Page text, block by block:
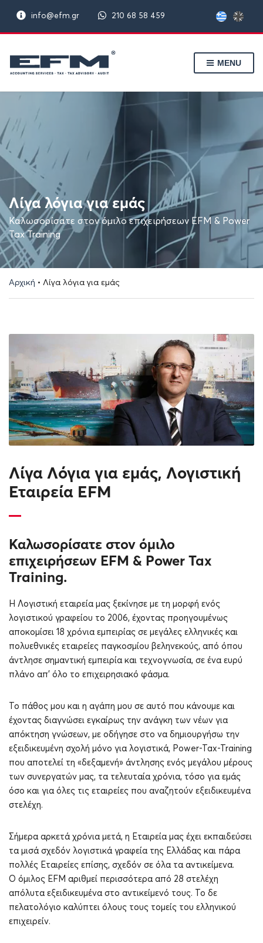
info@efm.gr 210 68 58 459
MENU
Λίγα λόγια για εμάς
Καλωσορίσατε στον όμιλο επιχειρήσεων EFM & Power
Tax Training
Αρχική • Λίγα λόγια για εμάς
Λίγα Λόγια για εμάς, Λογιστική
Εταιρεία EFM
Καλωσορίσατε στον όμιλο
επιχειρήσεων EFM & Power Tax
Training.
Η Λογιστική εταιρεία μας ξεκίνησε με τη μορφή ενός
λογιστικού γραφείου το 2006, έχοντας προηγουμένως
αποκομίσει 18 χρόνια εμπειρίας σε μεγάλες ελληνικές και
πολυεθνικές εταιρείες παγκοσμίου βεληνεκούς, από όπου
άντλησε σημαντική εμπειρία και τεχνογνωσία, σε ένα ευρύ
πλάνο απ’ όλο το επιχειρησιακό φάσμα.
Το πάθος μου και η αγάπη μου σε αυτό που κάνουμε και
έχοντας διαγνώσει εγκαίρως την ανάγκη των νέων για
απόκτηση γνώσεων, με οδήγησε στο να δημιουργήσω την
εξειδικευμένη σχολή μόνο για λογιστικά, Power-Tax-Training
που αποτελεί τη «δεξαμενή» άντλησης ενός μεγάλου μέρους
των συνεργατών μας, τα τελευταία χρόνια, τόσο για εμάς
όσο και για όλες τις εταιρείες που αναζητούν εξειδικευμένα
στελέχη.
Σήμερα αρκετά χρόνια μετά, η Eταιρεία μας έχει εκπαιδεύσει
τα μισά σχεδόν λογιστικά γραφεία της Ελλάδας και πάρα
πολλές Eταιρείες επίσης, σχεδόν σε όλα τα αντικείμενα.
Ο όμιλος EFM αριθμεί περισσότερα από 28 στελέχη
απόλυτα εξειδικευμένα στο αντικείμενό τους. Το δε
πελατολόγιο καλύπτει όλους τους τομείς του ελληνικού
επιχειρείν.